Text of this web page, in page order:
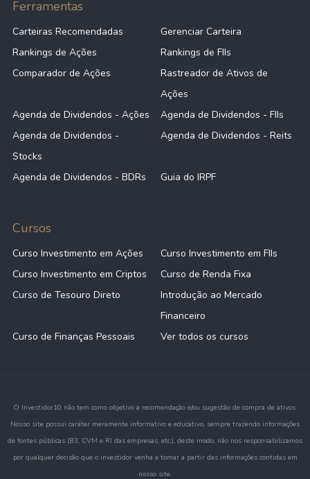
Ferramentas
Carteiras Recomendadas
Gerenciar Carteira
Rankings de Ações
Rankings de FIIs
Comparador de Ações
Rastreador de Ativos de
Ações
Agenda de Dividendos - Ações
Agenda de Dividendos - FIIs
Agenda de Dividendos -
Stocks
Agenda de Dividendos - Reits
Agenda de Dividendos - BDRs Guia do IRPF
Cursos
Curso Investimento em Ações
Curso Investimento em FIIs
Curso Investimento em Criptos
Curso de Renda Fixa
Curso de Tesouro Direto
Introdução ao Mercado
Financeiro
Curso de Finanças Pessoais
Ver todos os cursos
O Investidor10 não tem como objetivo a recomendação e/ou sugestão de compra de ativos.
Nosso site possui caráter meramente informativo e educativo, sempre trazendo informações
de fontes públicas (B3, CVM e RI das empresas, etc.), deste modo, não nos responsabilizamos
por qualquer decisão que o investidor venha a tomar a partir das informações contidas em
nosso site.